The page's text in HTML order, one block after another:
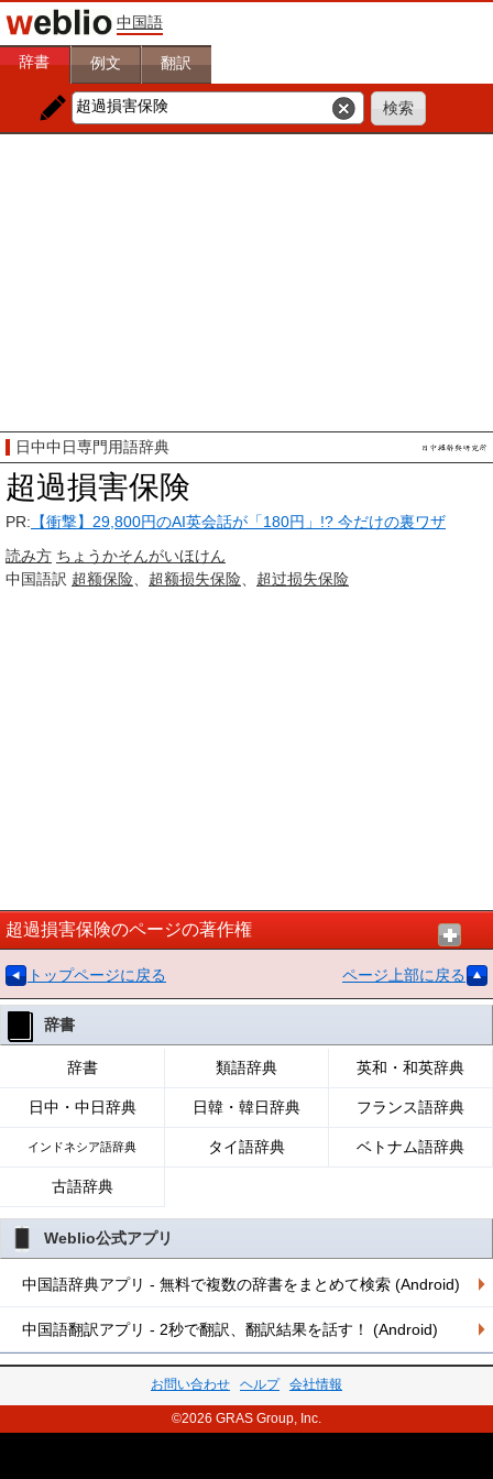
中国語
辞書 例文 翻訳
日中中日専門用語辞典
超過損害保険
PR: 【衝撃】29,800円のAI英会話が「180円」!? 今だけの裏ワザ
読み方 ちょうかそんがいほけん
中国語訳 超额保险 超额损失保险 超过损失保险
超過損害保険のページの著作権
トップページに戻る ページ上部に戻る
辞書
辞書 類語辞典 英和・和英辞典
日中・中日辞典 日韓・韓日辞典 フランス語辞典
インドネシア語辞典 タイ語辞典 ベトナム語辞典
古語辞典
Weblio公式アプリ
中国語辞典アプリ - 無料で複数の辞書をまとめて検索 (Android)
中国語翻訳アプリ - 2秒で翻訳、翻訳結果を話す！ (Android)
お問い合わせ ヘルプ 会社情報
©2026 GRAS Group, Inc.